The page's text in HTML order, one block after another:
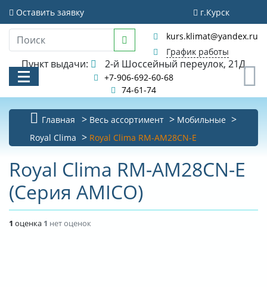
Оставить заявку г.Курск
kurs.klimat@yandex.ru
График работы
Пункт выдачи: 2-й Шоссейный переулок, 21Д
+7-906-692-60-68
74-61-74
КАТАЛОГ
АКЦИИ И РАСПРОДАЖИ
УСЛУГИ
БИБЛИОТЕКА
Главная Весь ассортимент
Мобильные
Royal Clima
Royal Clima RM-AM28CN-E
Royal Clima RM-AM28CN-E
(Серия AMICO)
1 оценка 1 нет оценок